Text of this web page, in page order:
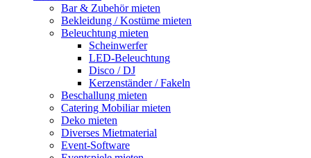
Bar & Zubehör mieten
Bekleidung / Kostüme mieten
Beleuchtung mieten
Scheinwerfer
LED-Beleuchtung
Disco / DJ
Kerzenständer / Fakeln
Beschallung mieten
Catering Mobiliar mieten
Deko mieten
Diverses Mietmaterial
Event-Software